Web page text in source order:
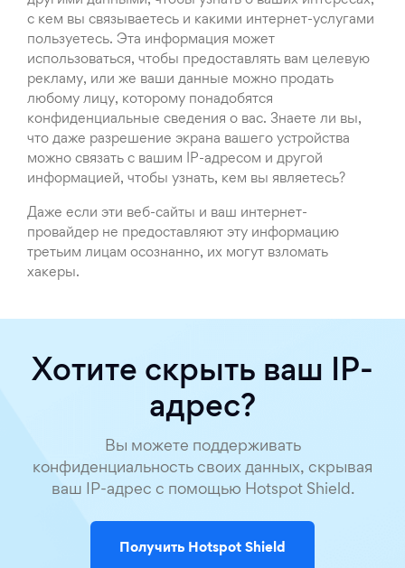
с кем вы связываетесь и какими интернет-услугами
пользуетесь. Эта информация может
использоваться, чтобы предоставлять вам целевую
рекламу, или же ваши данные можно продать
любому лицу, которому понадобятся
конфиденциальные сведения о вас. Знаете ли вы,
что даже разрешение экрана вашего устройства
можно связать с вашим IP-адресом и другой
информацией, чтобы узнать, кем вы являетесь?
Даже если эти веб-сайты и ваш интернет-
провайдер не предоставляют эту информацию
третьим лицам осознанно, их могут взломать
хакеры.
Хотите скрыть ваш IP-
адрес?
Вы можете поддерживать
конфиденциальность своих данных, скрывая
ваш IP-адрес с помощью Hotspot Shield.
Получить Hotspot Shield